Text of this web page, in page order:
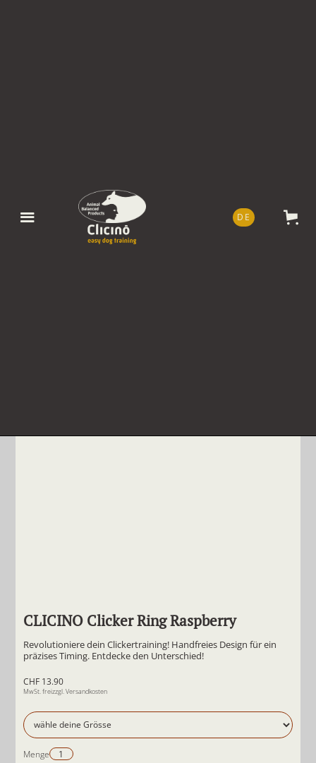
DE
CLICINO Clicker Ring Raspberry
Revolutioniere dein Clickertraining! Handfreies Design für ein
präzises Timing. Entdecke den Unterschied!
CHF 13.90
MwSt. freizzgl. Versandkosten
Menge